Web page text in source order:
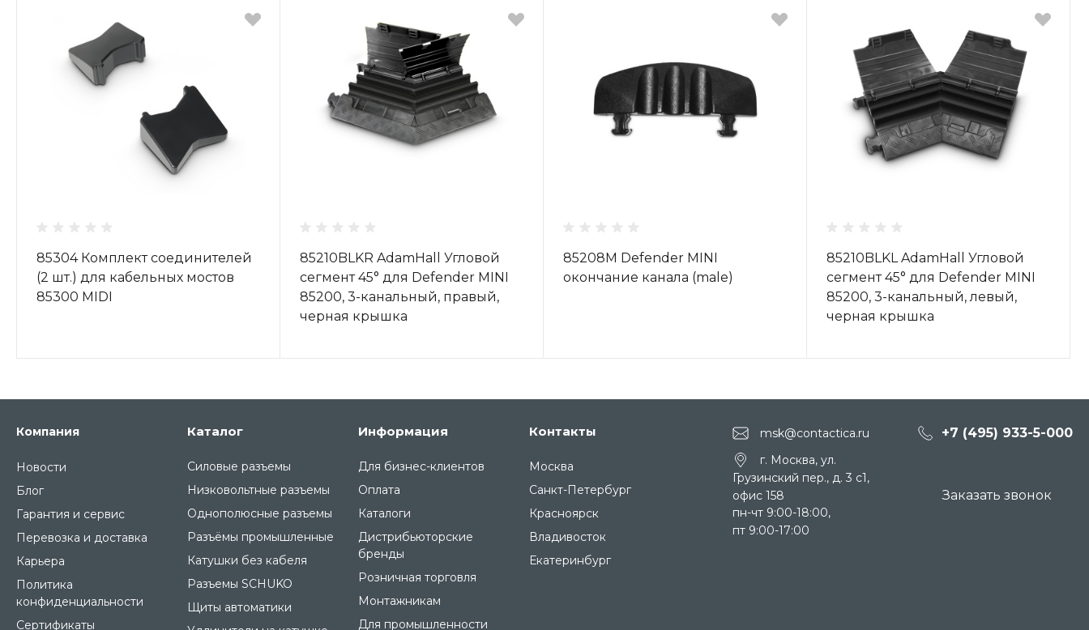
85304 Комплект соединителей
(2 шт.) для кабельных мостов
85300 MIDI
85210BLKR AdamHall Угловой
сегмент 45° для Defender MINI
85200, 3-канальный, правый,
черная крышка
85208M Defender MINI
окончание канала (male)
85210BLKL AdamHall Угловой
сегмент 45° для Defender MINI
85200, 3-канальный, левый,
черная крышка
Компания
Новости
Блог
Гарантия и сервис
Перевозка и доставка
Карьера
Политика
конфиденциальности
Сертификаты
Каталог
Силовые разъемы
Низковольтные разъемы
Однополюсные разъемы
Разъёмы промышленные
Катушки без кабеля
Разъемы SCHUKO
Щиты автоматики
Информация
Для бизнес-клиентов
Оплата
Каталоги
Дистрибьюторские
бренды
Розничная торговля
Монтажникам
Для промышленности
Контакты
Москва
Санкт-Петербург
Красноярск
Владивосток
Екатеринбург
msk@contactica.ru +7 (495) 933-5-000
г. Москва, ул.
Грузинский пер., д. 3 c1,
офис 158
пн-чт 9:00-18:00,
пт 9:00-17:00
Заказать звонок